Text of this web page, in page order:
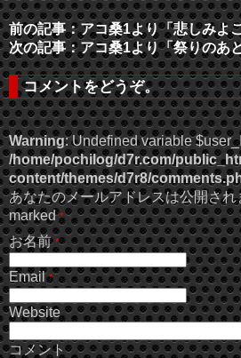
前の記事：アコ桑1より「悲しみよ
次の記事：アコ桑1より「祭りのあ
コメントをどうぞ。
Warning: Undefined variable
/home/pochilog/d7r.com/
content/themes/d7r8/
あなたのメールアドレスは公開さ
marked*
お名前 *
Email *
Website
コメント